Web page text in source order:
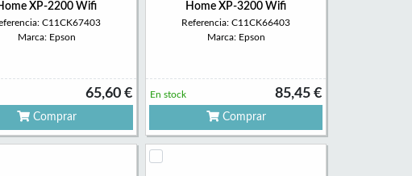
XP-2200 Wifi
C11CK67403
Marca: Epson
65,60 €
Comprar
Home XP-3200 Wifi
Referencia: C11CK66403
Marca: Epson
85,45 €
En stock
Comprar